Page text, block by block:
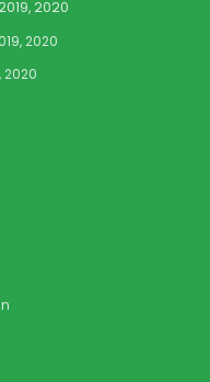
2020
2020
2020